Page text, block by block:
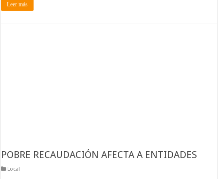
Leer más
POBRE RECAUDACIÓN AFECTA A ENTIDADES
Local